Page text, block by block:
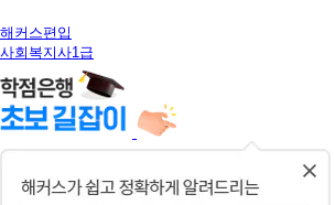
해커스편입
사회복지사1급